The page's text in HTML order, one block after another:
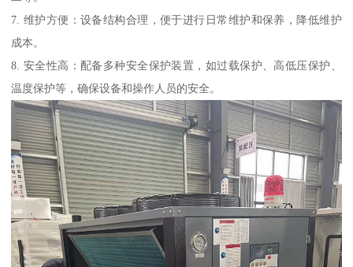
7. 维护方便：设备结构合理，便于进行日常维护和保养，降低维护
成本。
8. 安全性高：配备多种安全保护装置，如过载保护、高低压保护、
温度保护等，确保设备和操作人员的安全。